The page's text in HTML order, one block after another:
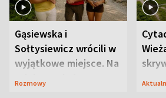
Gąsiewska i
Sołtysiewicz wrócili w
wyjątkowe miejsce. Na
szlaku czekał
Rozmowy